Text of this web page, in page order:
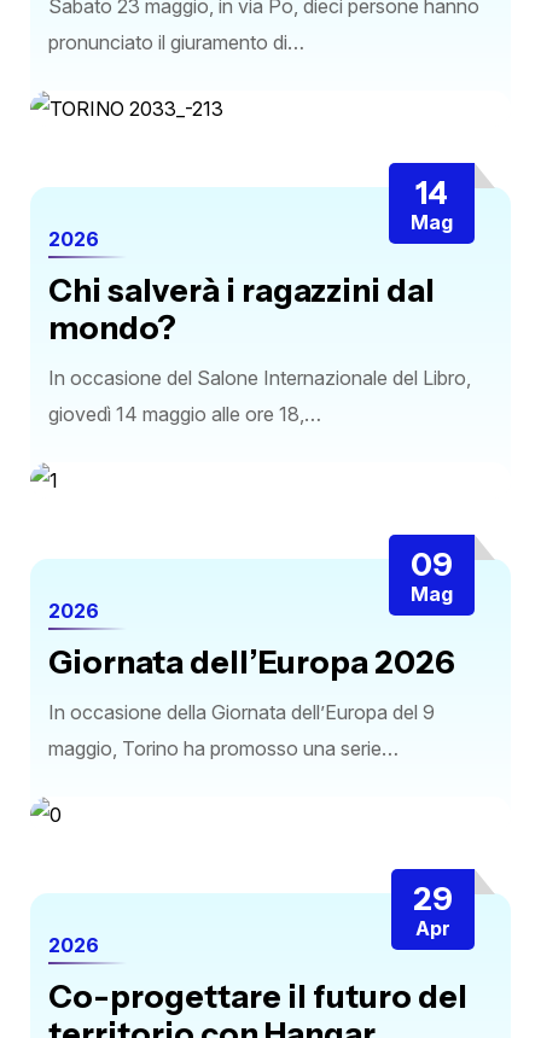
Sabato 23 maggio, in via Po, dieci persone hanno
pronunciato il giuramento di…
14
Mag
2026
Chi salverà i ragazzini dal
mondo?
In occasione del Salone Internazionale del Libro,
giovedì 14 maggio alle ore 18,…
09
Mag
2026
Giornata dell’Europa 2026
In occasione della Giornata dell’Europa del 9
maggio, Torino ha promosso una serie…
29
Apr
2026
Co-progettare il futuro del